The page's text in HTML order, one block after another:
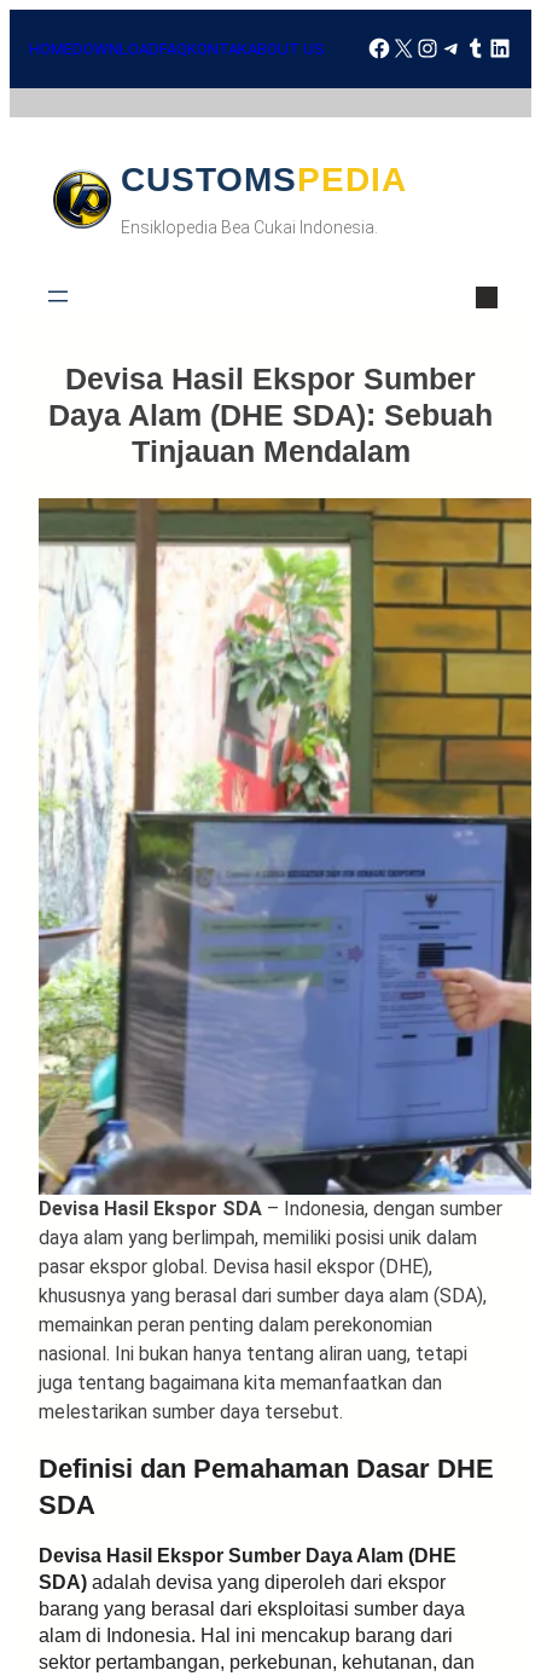
HOMEDOWNLOADFAQKONTAKABOUT US
CUSTOMSPEDIA
Ensiklopedia Bea Cukai Indonesia.
Devisa Hasil Ekspor Sumber
Daya Alam (DHE SDA): Sebuah
Tinjauan Mendalam
Devisa Hasil Ekspor SDA – Indonesia, dengan sumber
daya alam yang berlimpah, memiliki posisi unik dalam
pasar ekspor global. Devisa hasil ekspor (DHE),
khususnya yang berasal dari sumber daya alam (SDA),
memainkan peran penting dalam perekonomian
nasional. Ini bukan hanya tentang aliran uang, tetapi
juga tentang bagaimana kita memanfaatkan dan
melestarikan sumber daya tersebut.
Definisi dan Pemahaman Dasar DHE
SDA
Devisa Hasil Ekspor Sumber Daya Alam (DHE
SDA) adalah devisa yang diperoleh dari ekspor
barang yang berasal dari eksploitasi sumber daya
alam di Indonesia. Hal ini mencakup barang dari
sektor pertambangan, perkebunan, kehutanan, dan